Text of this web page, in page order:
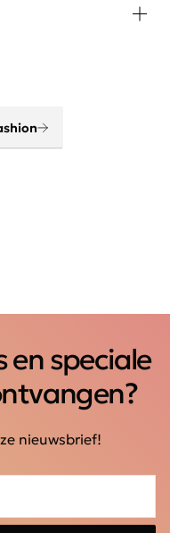
modelabel.
en speciale
nieuwsbrief!